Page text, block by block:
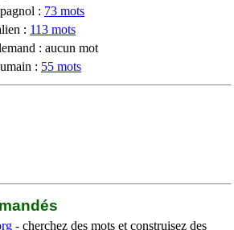
: 73 mots
: 113 mots
: aucun mot
: 55 mots
- cherchez des mots et construisez des